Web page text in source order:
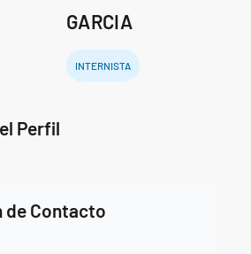
GARCIA
INTERNISTA
de Contacto
Perfil